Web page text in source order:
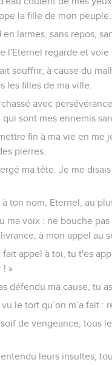
passé à des
orphelins, privés
des veuves.
devons la payer pour la
persécutent sont sur
nous n'avons pas de
la main vers l'Egypte,
péché, ils ne sont plus là,
de leurs
sur nous et il n’y
leur pouvoir.
notre vie pour chercher
provenant du désert.
bouillante comme un
femmes dans Sion,
pendus par les mains,
respectée.